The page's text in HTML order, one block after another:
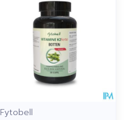
Fytobell